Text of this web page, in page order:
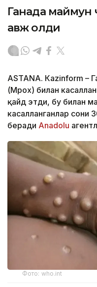
Ганада маймун
авж олди
ASTANА. Кazinform –
(Мpох) билан
қайд этди, бу билан
касалланганлар сони
беради Аnadolu
Фото: who.int